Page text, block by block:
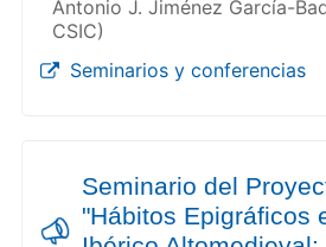
Antonio J. Jiménez García-
CSIC)
Seminarios y conferencias
Seminario del
"Hábitos Epigráficos